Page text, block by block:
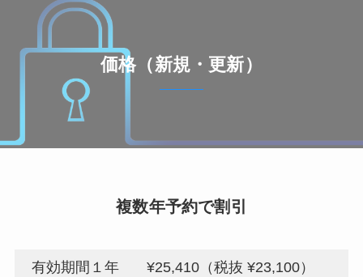
価格（新規・更新）
複数年予約で割引
有効期間１年 ¥25,410（税抜 ¥23,100）